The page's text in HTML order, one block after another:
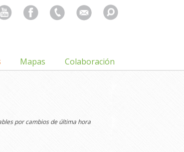
Search
for:
Mapas Colaboración
por cambios de última hora